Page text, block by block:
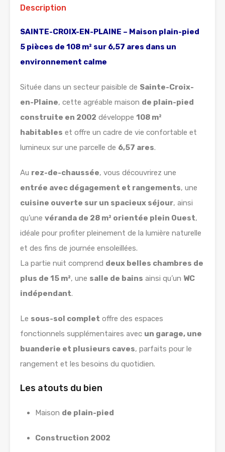
Description
SAINTE-CROIX-EN-PLAINE – Maison plain-pied
5 pièces de 108 m² sur 6,57 ares dans un
environnement calme
Située dans un secteur paisible de Sainte-Croix-
en-Plaine, cette agréable maison de plain-pied
construite en 2002 développe 108 m²
habitables et offre un cadre de vie confortable et
lumineux sur une parcelle de 6,57 ares.
Au rez-de-chaussée, vous découvrirez une
entrée avec dégagement et rangements, une
cuisine ouverte sur un spacieux séjour, ainsi
qu’une véranda de 28 m² orientée plein Ouest,
idéale pour profiter pleinement de la lumière naturelle
et des fins de journée ensoleillées.
La partie nuit comprend deux belles chambres de
plus de 15 m², une salle de bains ainsi qu’un WC
indépendant.
Le sous-sol complet offre des espaces
fonctionnels supplémentaires avec un garage, une
buanderie et plusieurs caves, parfaits pour le
rangement et les besoins du quotidien.
Les atouts du bien
Maison de plain-pied
Construction 2002